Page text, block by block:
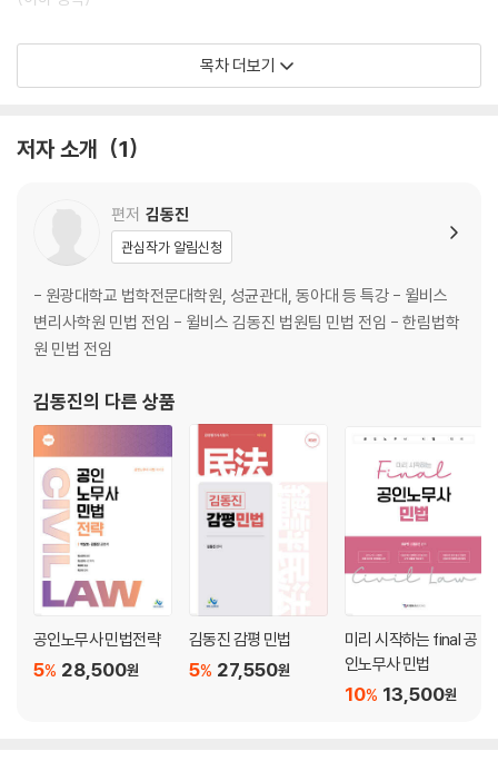
제2장 〉 법률관계와 신의성실의 원칙 _9
제1절 법률관계와 권리 · 의무 9
│제2관│권리와 의무 9
제3장 〉 권리의 주체 _23
제1절 자연인 23
│제1관│권리능력 23
Ⅰ.서 설 /23 Ⅱ.권리능력의 시기 /23
(이하 생략)
제4장 〉 권리의 객체 _81
Ⅰ.총 설 /81 Ⅱ.물 건 /81
Ⅲ.동산과 부동산 /83 Ⅳ.주물과 종물 /85
Ⅴ.원물과 과실 /87
제5장 〉 권리의 변동 _89
제1절 총 설 89
Ⅰ.권리변동의 모습 /89 Ⅱ.권리변동의 원인 /90
목차 더보기
저자 소개 1
편저 김동진
관심작가 알림신청
- 원광대학교 법학전문대학원, 성균관대, 동아대 등 특강 - 윌비스
변리사학원 민법 전임 - 윌비스 김동진 법원팀 민법 전임 - 한림법학
원 민법 전임
김동진의 다른 상품
공인노무사 민법전략
28,500원
5%
김동진 감평 민법
27,550원
5%
미리 시작하는 final 공
인노무사 민법
13,500원
10%